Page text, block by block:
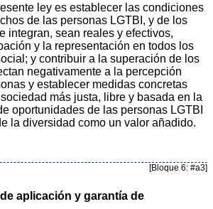
ley es establecer las condiciones
de las personas LGTBI, y de los
integran, sean reales y efectivos,
y la representación en todos los
y contribuir a la superación de los
negativamente a la percepción
y establecer medidas concretas
más justa, libre y basada en la
oportunidades de las personas LGTBI
la diversidad como un valor añadido.
[Bloque 6: #a3]
aplicación y garantía de